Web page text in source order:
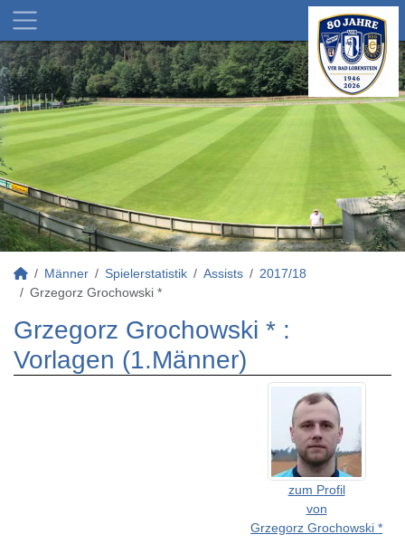
Männer Spielerstatistik Assists
2017/18
Grzegorz Grochowski *
Grzegorz Grochowski * :
Vorlagen (1.Männer)
zum Profil
von
Grzegorz Grochowski *